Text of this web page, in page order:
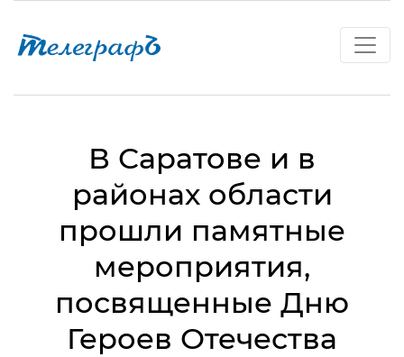
В Саратове и в
районах области
прошли памятные
мероприятия,
посвященные Дню
Героев Отечества